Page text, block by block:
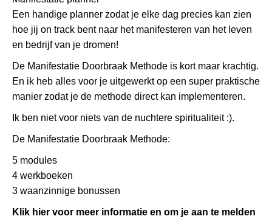
Een handige planner zodat je elke dag precies kan zien
hoe jij on track bent naar het manifesteren van het leven
en bedrijf van je dromen!
De Manifestatie Doorbraak Methode is kort maar krachtig.
En ik heb alles voor je uitgewerkt op een super praktische
manier zodat je de methode direct kan implementeren.
Ik ben niet voor niets van de nuchtere spiritualiteit :).
De Manifestatie Doorbraak Methode:
5 modules
4 werkboeken
3 waanzinnige bonussen
Klik hier voor meer informatie en om je aan te melden